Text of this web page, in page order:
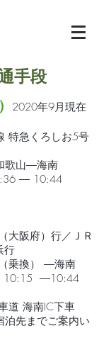
手段
2020年9月現在
特急くろしお5号
山―海南
― 10:44
大阪府）行／ＪＲ
行
乗換） ―海南
―10:44
道 海南IC下車
先までご案内い